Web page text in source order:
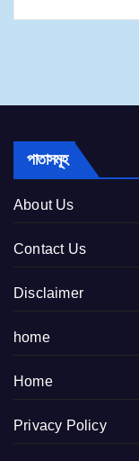
পাতাসমূহ
About Us
Contact Us
Disclaimer
home
Home
Privacy Policy